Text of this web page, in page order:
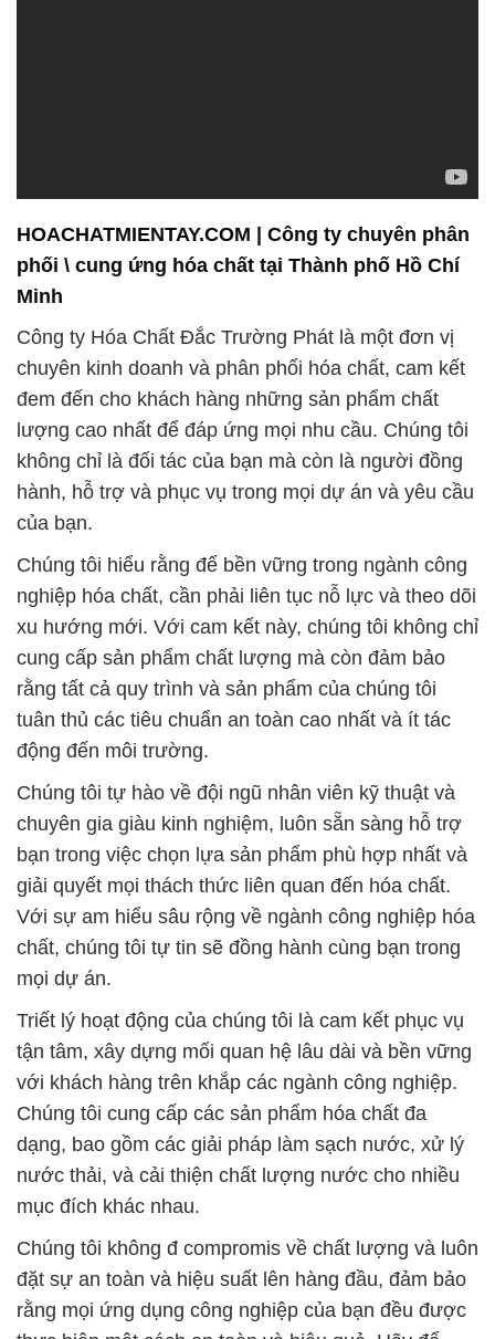
HOACHATMIENTAY.COM | Công ty chuyên phân
phối \ cung ứng hóa chất tại Thành phố Hồ Chí
Minh
Công ty Hóa Chất Đắc Trường Phát là một đơn vị
chuyên kinh doanh và phân phối hóa chất, cam kết
đem đến cho khách hàng những sản phẩm chất
lượng cao nhất để đáp ứng mọi nhu cầu. Chúng tôi
không chỉ là đối tác của bạn mà còn là người đồng
hành, hỗ trợ và phục vụ trong mọi dự án và yêu cầu
của bạn.
Chúng tôi hiểu rằng để bền vững trong ngành công
nghiệp hóa chất, cần phải liên tục nỗ lực và theo dõi
xu hướng mới. Với cam kết này, chúng tôi không chỉ
cung cấp sản phẩm chất lượng mà còn đảm bảo
rằng tất cả quy trình và sản phẩm của chúng tôi
tuân thủ các tiêu chuẩn an toàn cao nhất và ít tác
động đến môi trường.
Chúng tôi tự hào về đội ngũ nhân viên kỹ thuật và
chuyên gia giàu kinh nghiệm, luôn sẵn sàng hỗ trợ
bạn trong việc chọn lựa sản phẩm phù hợp nhất và
giải quyết mọi thách thức liên quan đến hóa chất.
Với sự am hiểu sâu rộng về ngành công nghiệp hóa
chất, chúng tôi tự tin sẽ đồng hành cùng bạn trong
mọi dự án.
Triết lý hoạt động của chúng tôi là cam kết phục vụ
tận tâm, xây dựng mối quan hệ lâu dài và bền vững
với khách hàng trên khắp các ngành công nghiệp.
Chúng tôi cung cấp các sản phẩm hóa chất đa
dạng, bao gồm các giải pháp làm sạch nước, xử lý
nước thải, và cải thiện chất lượng nước cho nhiều
mục đích khác nhau.
Chúng tôi không đ compromis về chất lượng và luôn
đặt sự an toàn và hiệu suất lên hàng đầu, đảm bảo
rằng mọi ứng dụng công nghiệp của bạn đều được